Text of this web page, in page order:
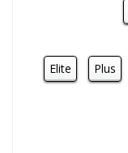
Elite
Plus